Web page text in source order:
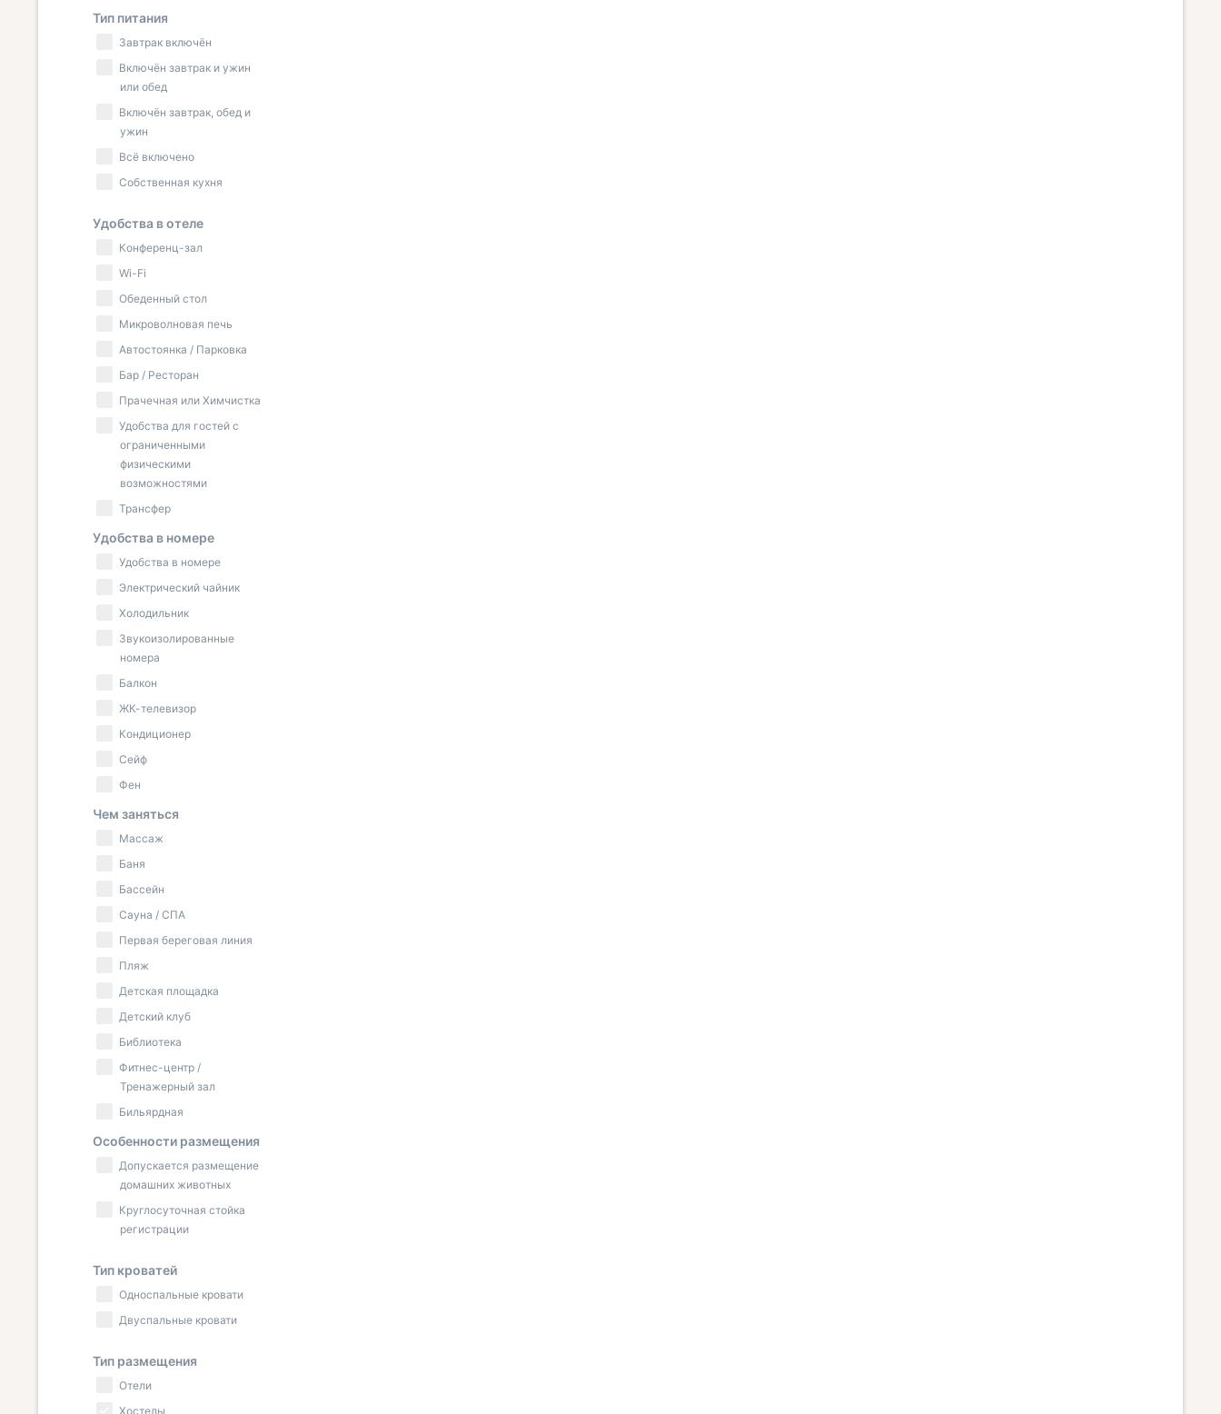
Тип питания
Завтрак включён
Включён завтрак и ужин
или обед
Включён завтрак, обед и
ужин
Всё включено
Собственная кухня
Удобства в отеле
Конференц-зал
Wi-Fi
Обеденный стол
Микроволновая печь
Автостоянка / Парковка
Бар / Ресторан
Прачечная или Химчистка
Удобства для гостей с
ограниченными
физическими
возможностями
Трансфер
Удобства в номере
Удобства в номере
Электрический чайник
Холодильник
Звукоизолированные
номера
Балкон
ЖК-телевизор
Кондиционер
Сейф
Фен
Чем заняться
Массаж
Баня
Бассейн
Сауна / СПА
Первая береговая линия
Пляж
Детская площадка
Детский клуб
Библиотека
Фитнес-центр /
Тренажерный зал
Бильярдная
Особенности размещения
Допускается размещение
домашних животных
Круглосуточная стойка
регистрации
Тип кроватей
Односпальные кровати
Двуспальные кровати
Тип размещения
Отели
Хостелы